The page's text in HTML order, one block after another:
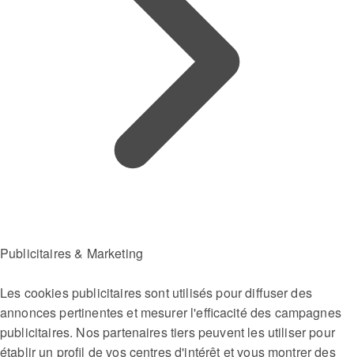
Publicitaires & Marketing
Les cookies publicitaires sont utilisés pour diffuser des
annonces pertinentes et mesurer l'efficacité des campagnes
publicitaires. Nos partenaires tiers peuvent les utiliser pour
établir un profil de vos centres d'intérêt et vous montrer des